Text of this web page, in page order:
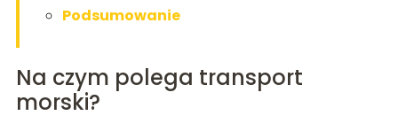
Podsumowanie
Na czym polega transport
morski?